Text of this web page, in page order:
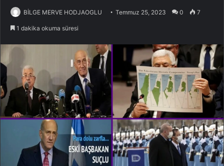
BİLGE MERVE HODJAOGLU Temmuz 25, 2023 0 7
1 dakika okuma süresi